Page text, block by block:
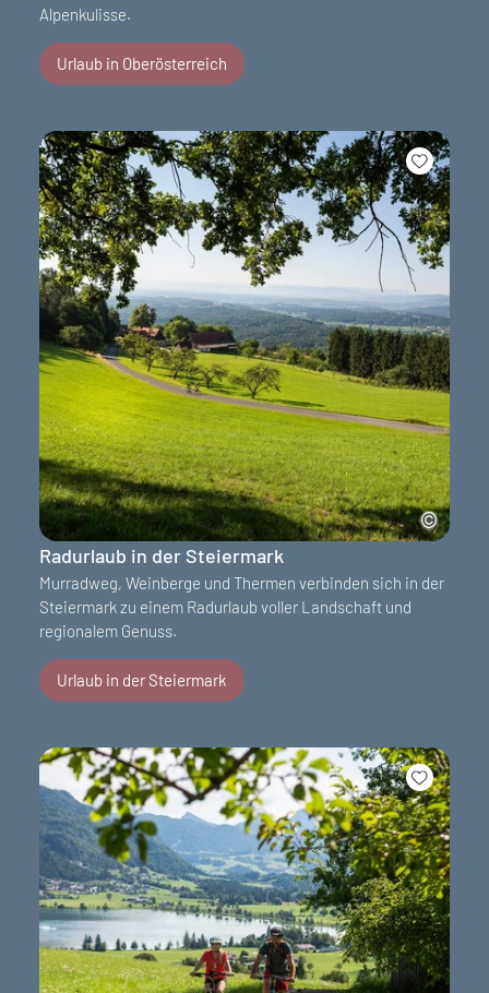
Alpenkulisse.
Urlaub in Oberösterreich
Radurlaub in der Steiermark
Murradweg, Weinberge und Thermen verbinden sich in der
Steiermark zu einem Radurlaub voller Landschaft und
regionalem Genuss.
Urlaub in der Steiermark